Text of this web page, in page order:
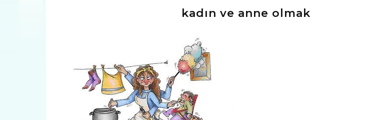
kadın ve anne olmak